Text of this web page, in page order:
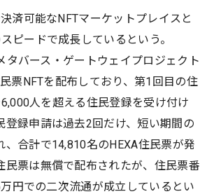
済可能なNFTマーケットプレイスと
ピードで成長しているという。
タバース・ゲートウェイプロジェクト
票NFTを配布しており、第1回目の住
人を超える住民登録を受け付け
登録申請は過去2回だけ、短い期間の
、合計で14,810名のHEXA住民票が発
民票は無償で配布されたが、住民票番
円での二次流通が成立しているとい